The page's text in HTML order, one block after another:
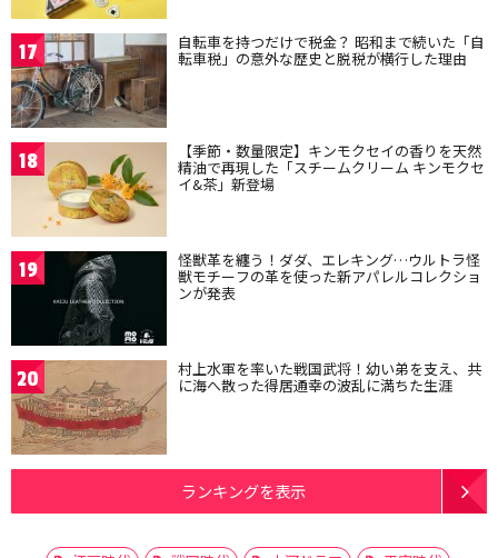
17 自転車を持つだけで税金？ 昭和まで続いた「自
転車税」の意外な歴史と脱税が横行した理由
18 【季節・数量限定】キンモクセイの香りを天然
精油で再現した「スチームクリーム キンモクセ
イ&茶」新登場
19 怪獣革を纏う！ダダ、エレキング…ウルトラ怪
獣モチーフの革を使った新アパレルコレクショ
ンが発表
20 村上水軍を率いた戦国武将！幼い弟を支え、共
に海へ散った得居通幸の波乱に満ちた生涯
ランキングを表示